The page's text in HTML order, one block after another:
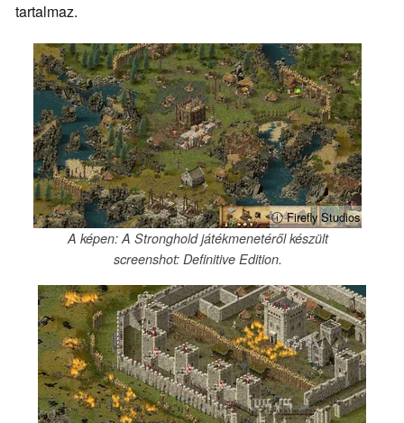
tartalmaz.
ⓘ Firefly Studios
A képen: A Stronghold játékmenetéről készült
screenshot: Definitive Edition.